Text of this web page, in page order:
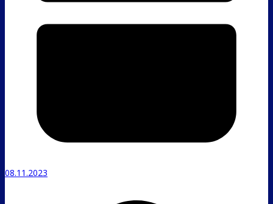
08.11.2023